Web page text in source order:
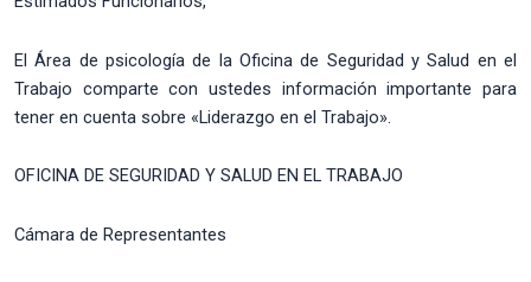
El Área de psicología de la Oficina de Seguridad y Salud en el
Trabajo comparte con ustedes información importante para
tener en cuenta sobre «Liderazgo en el Trabajo».
OFICINA DE SEGURIDAD Y SALUD EN EL TRABAJO
Cámara de Representantes